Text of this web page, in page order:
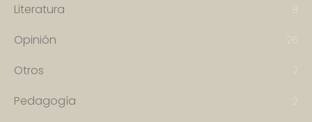
Literatura 8
Opinión 26
Otros 2
Pedagogía 2